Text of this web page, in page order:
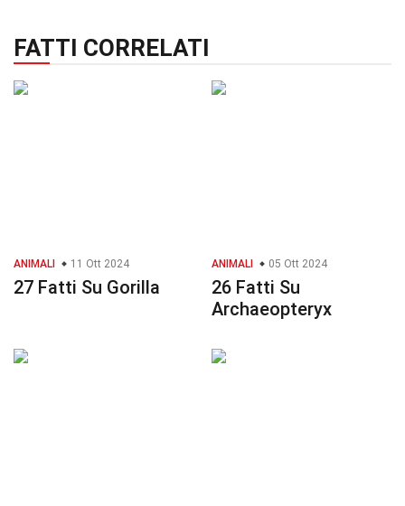
FATTI CORRELATI
ANIMALI 11 Ott 2024
27 Fatti Su Gorilla
ANIMALI 05 Ott 2024
26 Fatti Su
Archaeopteryx